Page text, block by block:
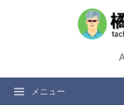
ツ
メニュー